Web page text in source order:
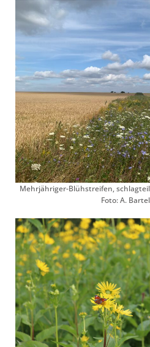
Mehrjähriger-Blühstreifen,
Foto: A.